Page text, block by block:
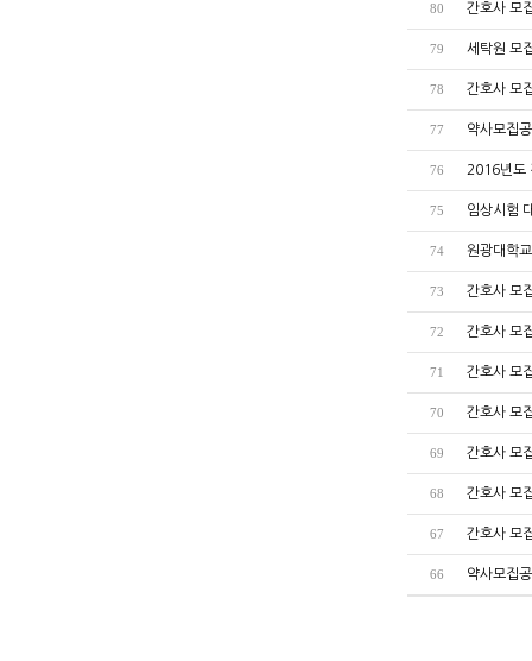
80 간호사 모
79 세탁원 모
78 간호사 모
77 약사모집
76 2016년도
75 임상시험
74 원광대학
73 간호사 모
72 간호사 모
71 간호사 모
70 간호사 모
69 간호사 모
68 간호사 모
67 간호사 모
66 약사모집